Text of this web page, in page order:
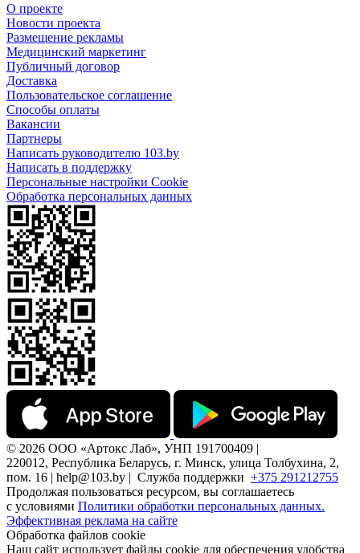
О проекте
Новости проекта
Размещение рекламы
Медицинский маркетинг
Публичный договор
Доставка
Пользовательское соглашение
Способы оплаты
Вакансии
Партнеры
Написать руководителю 103.by
Написать в поддержку
Персональные настройки Cookie
Обработка персональных данных
© 2026 ООО «Артокс Лаб», УНП 191700409 |
220012, Республика Беларусь, г. Минск, улица Толбухина, 2,
пом. 16 | help@103.by | Служба поддержки +375 291212755
Продолжая пользоваться ресурсом, вы соглашаетесь
с условиями Политики обработки персональных данных.
Эффективная реклама на сайте
Обработка файлов cookie
Наш сайт использует файлы cookie для обеспечения удобства